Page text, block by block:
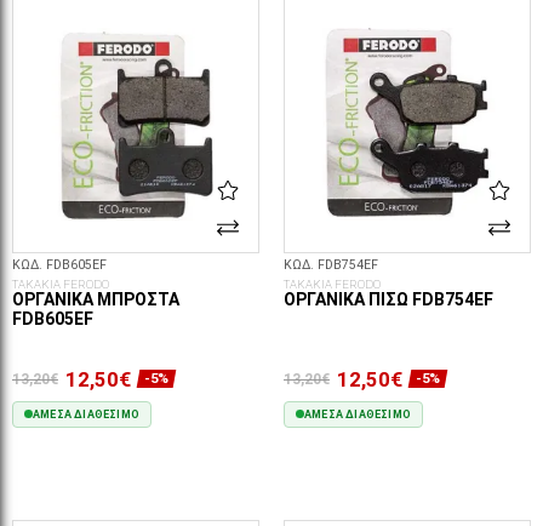
ΚΩΔ. FDB605EF
ΤΑΚΑΚΙΑ FERODO
ΟΡΓΑΝΙΚΆ ΜΠΡΟΣΤΆ
FDB605EF
13,20€ 12,50€ -5%
ΆΜΕΣΑ ΔΙΑΘΈΣΙΜΟ
ΚΩΔ. FDB754EF
ΤΑΚΑΚΙΑ FERODO
ΟΡΓΑΝΙΚΆ ΠΊΣΩ FDB754EF
13,20€ 12,50€ -5%
ΆΜΕΣΑ ΔΙΑΘΈΣΙΜΟ